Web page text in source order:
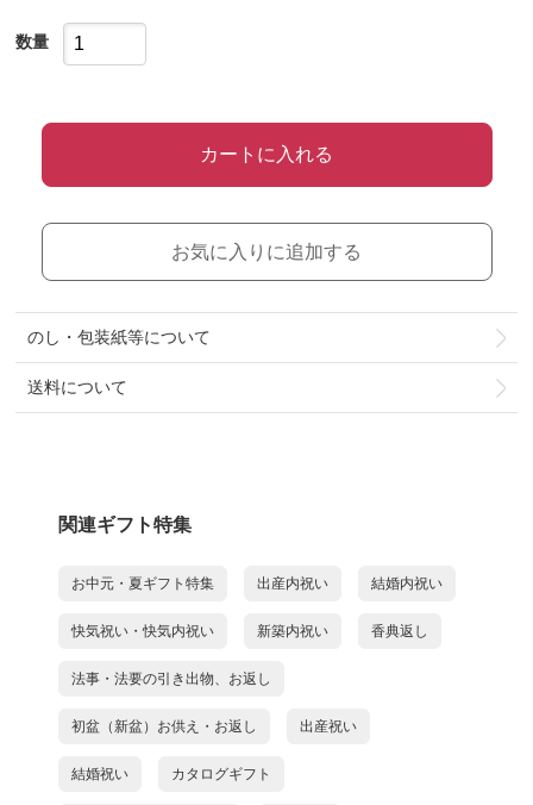
数量
カートに入れる
お気に入りに追加する
のし・包装紙等について
送料について
関連ギフト特集
お中元・夏ギフト特集 出産内祝い 結婚内祝い
快気祝い・快気内祝い 新築内祝い 香典返し
法事・法要の引き出物、お返し
初盆（新盆）お供え・お返し 出産祝い
結婚祝い カタログギフト